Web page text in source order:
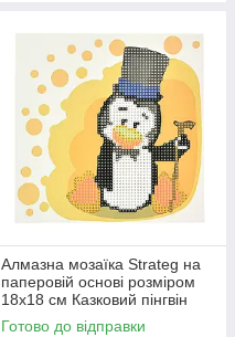
Алмазна мозаїка Strateg на
паперовій основі розміром
18х18 см Казковий пінгвін
(JUB14407)
Готово до відправки